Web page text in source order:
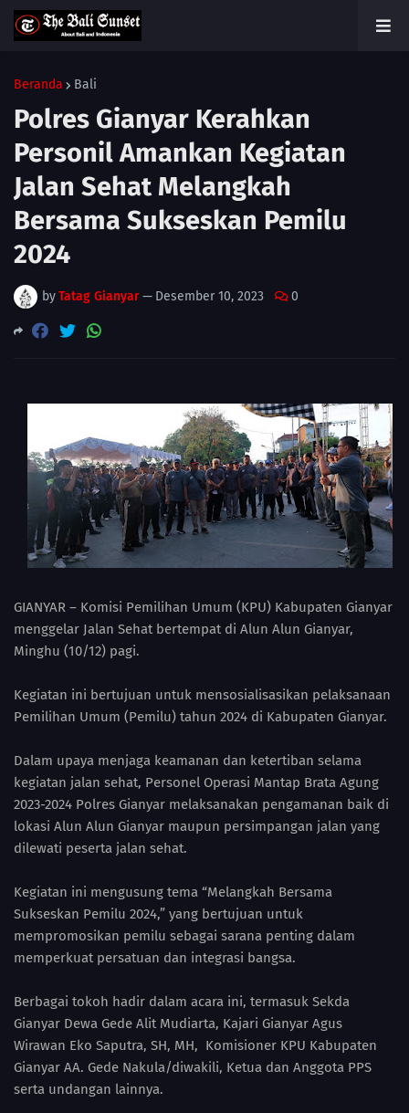
Beranda Bali
Polres Gianyar Kerahkan
Personil Amankan Kegiatan
Jalan Sehat Melangkah
Bersama Sukseskan Pemilu
2024
byTatag Gianyar— Desember 10, 2023 0
GIANYAR – Komisi Pemilihan Umum (KPU) Kabupaten Gianyar
menggelar Jalan Sehat bertempat di Alun Alun Gianyar,
Minghu (10/12) pagi.
Kegiatan ini bertujuan untuk mensosialisasikan pelaksanaan
Pemilihan Umum (Pemilu) tahun 2024 di Kabupaten Gianyar.
Dalam upaya menjaga keamanan dan ketertiban selama
kegiatan jalan sehat, Personel Operasi Mantap Brata Agung
2023-2024 Polres Gianyar melaksanakan pengamanan baik di
lokasi Alun Alun Gianyar maupun persimpangan jalan yang
dilewati peserta jalan sehat.
Kegiatan ini mengusung tema “Melangkah Bersama
Sukseskan Pemilu 2024,” yang bertujuan untuk
mempromosikan pemilu sebagai sarana penting dalam
memperkuat persatuan dan integrasi bangsa.
Berbagai tokoh hadir dalam acara ini, termasuk Sekda
Gianyar Dewa Gede Alit Mudiarta, Kajari Gianyar Agus
Wirawan Eko Saputra, SH, MH, Komisioner KPU Kabupaten
Gianyar AA. Gede Nakula/diwakili, Ketua dan Anggota PPS
serta undangan lainnya.